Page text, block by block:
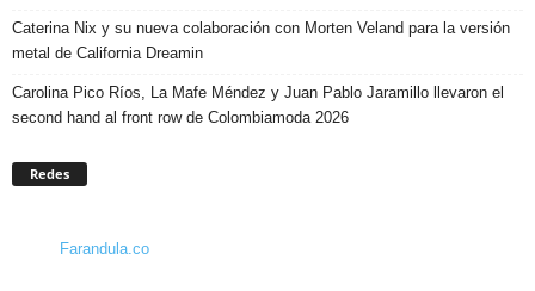
Caterina Nix y su nueva colaboración con Morten Veland para la versión
metal de California Dreamin
Carolina Pico Ríos, La Mafe Méndez y Juan Pablo Jaramillo llevaron el
second hand al front row de Colombiamoda 2026
Redes
Farandula.co